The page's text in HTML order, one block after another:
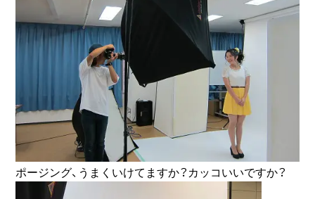
ポージング、うまくいけてますか？カッコいいですか？